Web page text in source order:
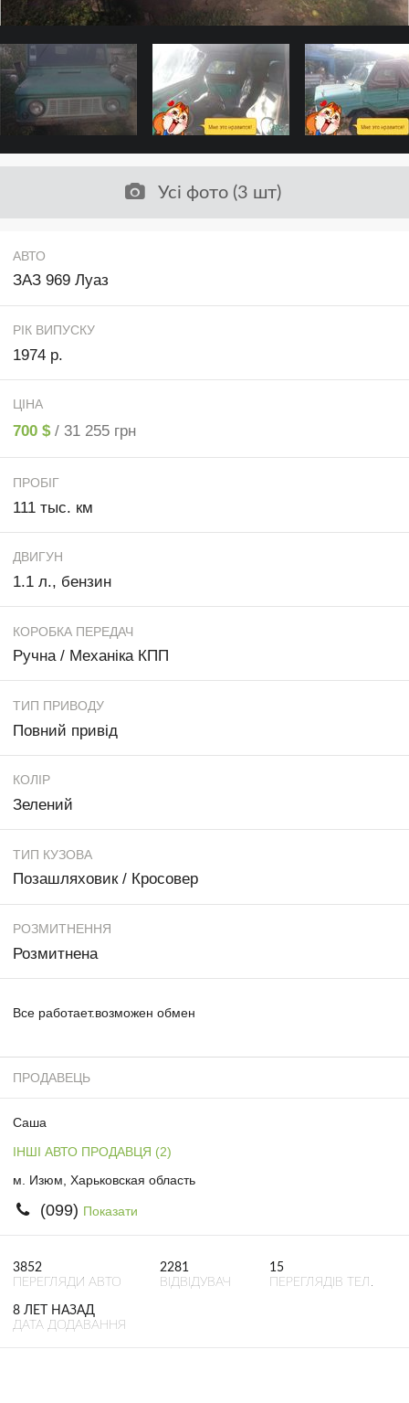
Усі фото (3 шт)
АВТО
ЗАЗ 969 Луаз
РІК ВИПУСКУ
1974 р.
ЦІНА
700 $ / 31 255 грн
ПРОБІГ
111 тыс. км
ДВИГУН
1.1 л., бензин
КОРОБКА ПЕРЕДАЧ
Ручна / Механіка КПП
ТИП ПРИВОДУ
Повний привід
КОЛІР
Зелений
ТИП КУЗОВА
Позашляховик / Кросовер
РОЗМИТНЕННЯ
Розмитнена
Все работает.возможен обмен
ПРОДАВЕЦЬ
Саша
ІНШІ АВТО ПРОДАВЦЯ (2)
м. Изюм, Харьковская область
(099) Показати
3852
ПЕРЕГЛЯДИ АВТО
2281
ВІДВІДУВАЧ
15
ПЕРЕГЛЯДІВ ТЕЛ.
8 ЛЕТ НАЗАД
ДАТА ДОДАВАННЯ